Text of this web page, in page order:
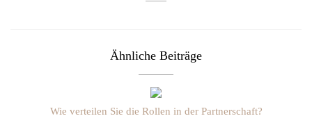
Ähnliche Beiträge
Wie verteilen Sie die Rollen in der Partnerschaft?